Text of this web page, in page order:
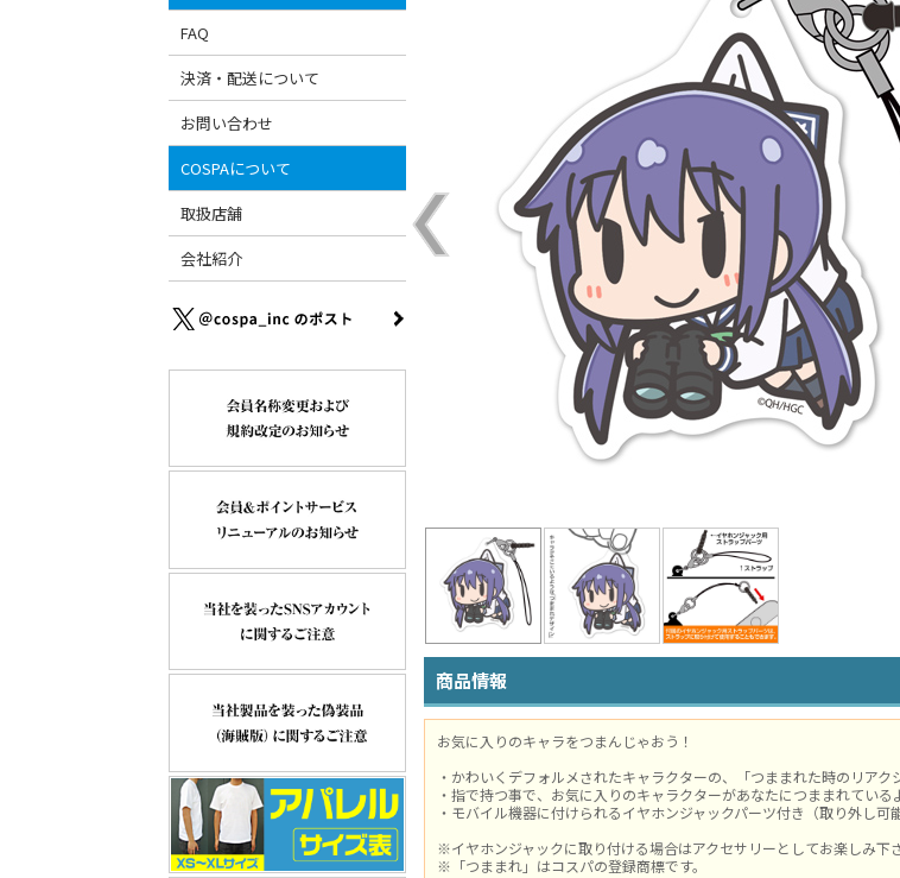
FAQ
決済・配送について
お問い合わせ
COSPAについて
取扱店舗
会社紹介
商品情報
お気に入りのキャラをつまんじゃおう！
・かわいくデフォルメされたキャラクターの、「つままれた時のリアク
・指で持つ事で、お気に入りのキャラクターがあなたにつままれている
・モバイル機器に付けられるイヤホンジャックパーツ付き（取り外し可能
※イヤホンジャックに取り付ける場合はアクセサリーとしてお楽しみ下
※「つままれ」はコスパの登録商標です。